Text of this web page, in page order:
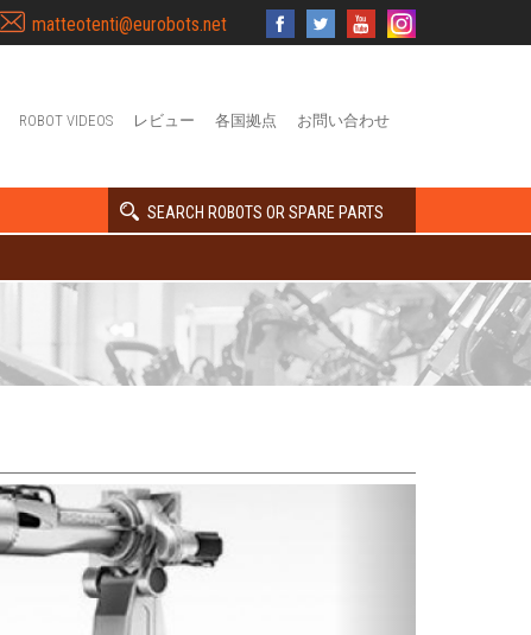
matteotenti@eurobots.net
ROBOT VIDEOS レビュー 各国拠点 お問い合わせ
SEARCH ROBOTS OR SPARE PARTS